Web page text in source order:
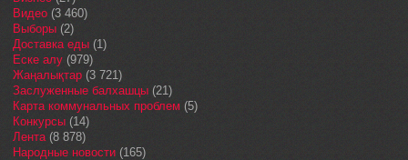
Видео (3 460)
Выборы (2)
Доставка еды (1)
Еске алу (979)
Жаңалықтар (3 721)
Заслуженные балхашцы (21)
Карта коммунальных проблем (5)
Конкурсы (14)
Лента(8 878)
Народные новости (165)